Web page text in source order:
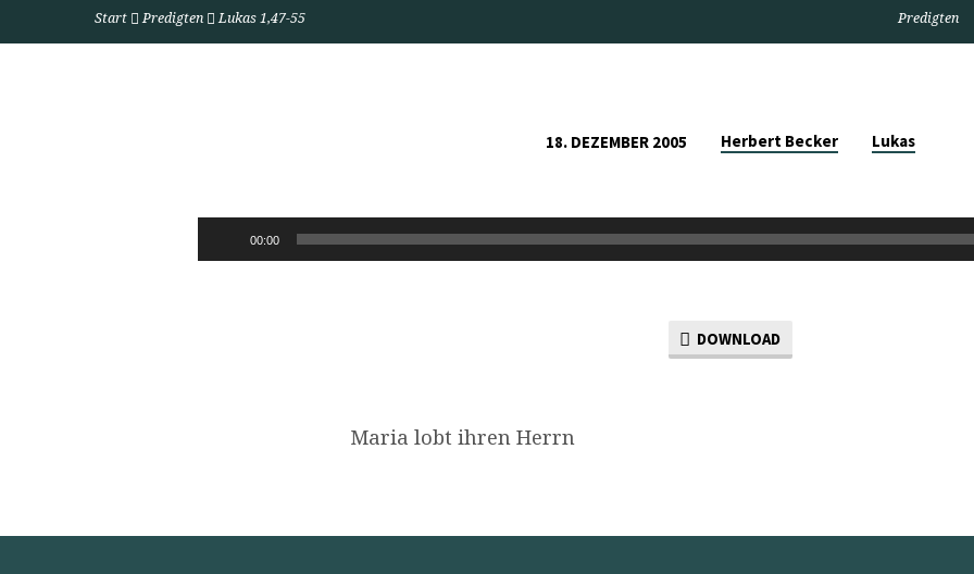
Start Predigten Lukas 1,47-55 Predigten
1,47-
18. DEZEMBER 2005 Herbert Becker Lukas
Player
00:00
DOWNLOAD
Maria lobt ihren Herrn